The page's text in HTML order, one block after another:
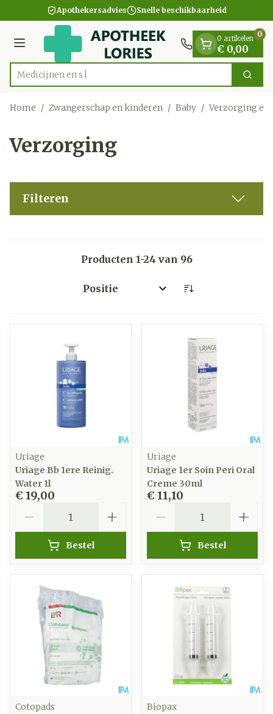
Ga naar de inhoudApothekersadvies Snelle beschikbaarheid
Menu
Product, merk, categorie... Zoek
0 artikelen
€ 0,00
0
Home / Zwangerschap en kinderen / Baby / Verzorging en
Verzorging
Filteren
Producten 1-24 van 96
Sorteer op:
Uriage
Uriage Bb 1ere Reinig.
Water 1l
€ 19,00
Bestel
Uriage
Uriage 1er Soin Peri Oral
Creme 30ml
€ 11,10
Bestel
Cotopads
Biopax